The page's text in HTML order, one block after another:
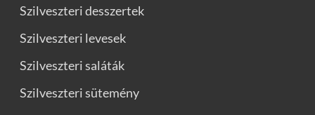
Szilveszteri desszertek
Szilveszteri levesek
Szilveszteri saláták
Szilveszteri sütemény